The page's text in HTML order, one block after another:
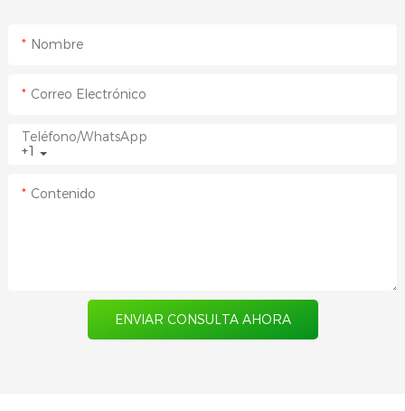
Nombre
Correo Electrónico
+1
Teléfono/WhatsApp
Contenido
ENVIAR CONSULTA AHORA